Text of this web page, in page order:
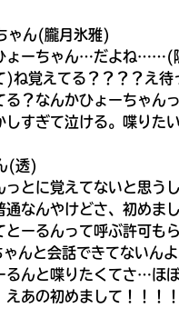
ゃん(朧月氷雅)
ーちゃん…だよね……(
)ね覚えてる？？？？え待
る？なんかひょーちゃん
しすぎて泣ける。喋りた
(透)
っとに覚えてないと思う
通なんやけどさ、初めま
とーるんって呼ぶ許可も
んと会話できてないん
るんと喋りたくてさ…ほ
えあの初めまして！！！！